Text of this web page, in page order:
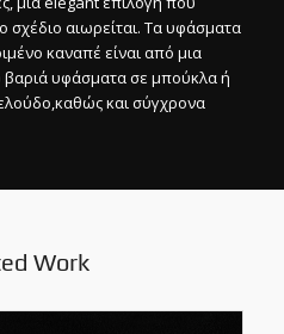
σχέδιο αιωρείται. Τα υφάσματα
καναπέ είναι από μια
βαριά υφάσματα σε μπούκλα ή
και σύγχρονα
Work